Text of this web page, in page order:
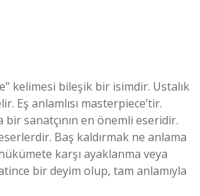
kelimesi bileşik bir isimdir. Ustalık
Eş anlamlısı masterpiece’tir.
sanatçının en önemli eseridir.
Baş kaldırmak ne anlama
karşı ayaklanma veya
bir deyim olup, tam anlamıyla